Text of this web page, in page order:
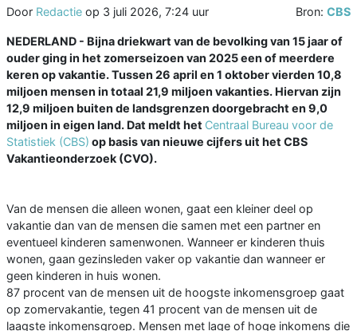
Door Redactie op 3 juli 2026, 7:24 uur Bron: CBS
NEDERLAND - Bijna driekwart van de bevolking van 15 jaar of
ouder ging in het zomerseizoen van 2025 een of meerdere
keren op vakantie. Tussen 26 april en 1 oktober vierden 10,8
miljoen mensen in totaal 21,9 miljoen vakanties. Hiervan zijn
12,9 miljoen buiten de landsgrenzen doorgebracht en 9,0
miljoen in eigen land. Dat meldt het Centraal Bureau voor de
Statistiek (CBS) op basis van nieuwe cijfers uit het CBS
Vakantieonderzoek (CVO).
Van de mensen die alleen wonen, gaat een kleiner deel op
vakantie dan van de mensen die samen met een partner en
eventueel kinderen samenwonen. Wanneer er kinderen thuis
wonen, gaan gezinsleden vaker op vakantie dan wanneer er
geen kinderen in huis wonen.
87 procent van de mensen uit de hoogste inkomensgroep gaat
op zomervakantie, tegen 41 procent van de mensen uit de
laagste inkomensgroep. Mensen met lage of hoge inkomens die